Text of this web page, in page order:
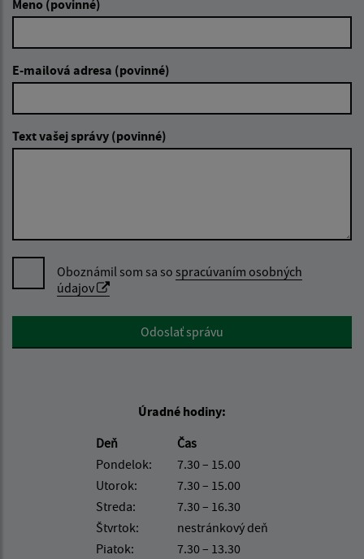
Meno (povinné)
E-mailová adresa (povinné)
Text vašej správy (povinné)
Oboznámil som sa so spracúvaním osobných
údajov
Google reCaptcha ResponseOdoslať správu
Úradné hodiny:
Deň
Čas
Pondelok:
7.30 – 15.00
Utorok:
7.30 – 15.00
Streda:
7.30 – 16.30
Štvrtok:
nestránkový deň
Piatok:
7.30 – 13.30